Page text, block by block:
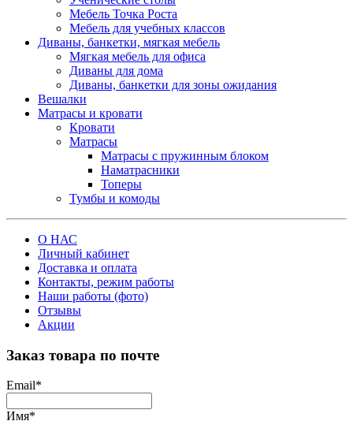
Мебель Точка Роста
Мебель для учебных классов
Диваны, банкетки, мягкая мебель
Мягкая мебель для офиса
Диваны для дома
Диваны, банкетки для зоны ожидания
Вешалки
Матрасы и кровати
Кровати
Матрасы
Матрасы с пружинным блоком
Наматрасники
Топеры
Тумбы и комоды
О НАС
Личный кабинет
Доставка и оплата
Контакты, режим работы
Наши работы (фото)
Отзывы
Акции
Заказ товара по почте
Email*
Имя*